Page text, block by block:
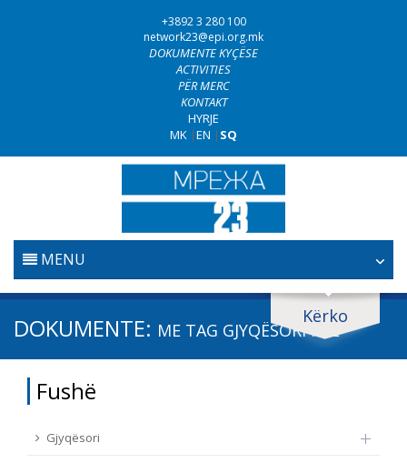
+3892 3 280 100
network23@epi.org.mk
DOKUMENTE KYÇËSE
ACTIVITIES
PËR MERC
KONTAKT
HYRJE
MK |EN | SQ
MENU
FILLESTARE
LUFTA KUNDËR KORRUPSIONIT
TË DREJTA THEMELORE
Kërko
Kërko dokumente
Fushë / lëmi
DOKUMENTE: ME TAG GJYQËSORI I BE
Fushë
Gjyqësori